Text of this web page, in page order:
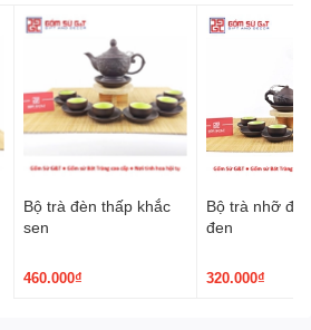
Bộ trà đèn thấp khắc
sen
460.000₫
Bộ trà nhỡ
đen
320.000₫